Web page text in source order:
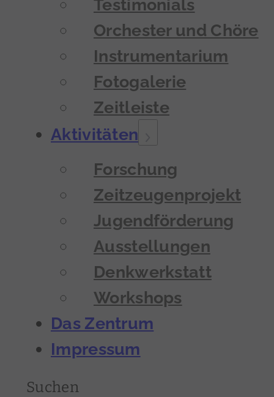
Orchester und Chöre
Instrumentarium
Fotogalerie
Zeitleiste
Aktivitäten
Forschung
Zeitzeugenprojekt
Jugendförderung
Ausstellungen
Denkwerkstatt
Workshops
Das Zentrum
Impressum
Suchen